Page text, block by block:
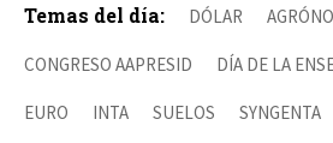
Temas del día: DÓLAR
CONGRESO AAPRESID DÍA DE LA
EURO INTA SUELOS SYNGENTA